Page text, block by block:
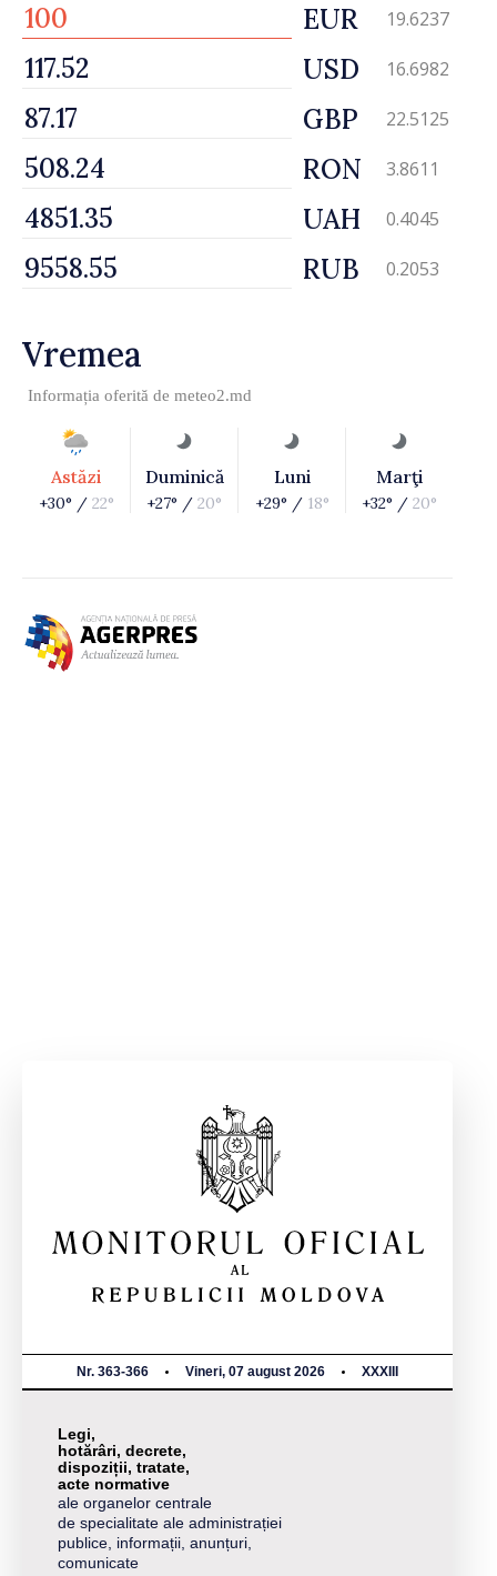
EUR 19.6237
USD 16.6982
GBP 22.5125
RON 3.8611
UAH 0.4045
RUB 0.2053
Vremea
Informația oferită de meteo2.md
Astăzi
+30° / 22°
Duminică
+27° / 20°
Luni
+29° / 18°
Marţi
+32° / 20°
Nr. 363-366 Vineri, 07 august 2026 XXXIII
Legi,
hotărâri, decrete,
dispoziții, tratate,
acte normative
ale organelor centrale
de specialitate ale administrației
publice, informații, anunțuri,
comunicate